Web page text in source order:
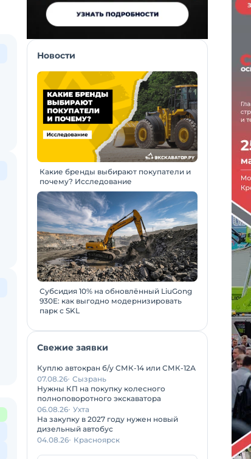
Новости
Какие бренды выбирают покупатели и
почему? Исследование
Субсидия 10% на обновлённый LiuGong
930E: как выгодно модернизировать
парк с SKL
Свежие заявки
Куплю автокран б/у СМК-14 или СМК-12А
07.08.26 Сызрань
Нужны КП на покупку колесного
полноповоротного экскаватора
06.08.26 Ухта
На закупку в 2027 году нужен новый
дизельный автобус
04.08.26 Красноярск